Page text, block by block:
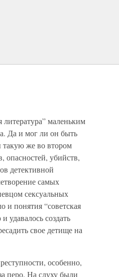
маленьким
Да и мог ли он быть
такую же во втором
убийств,
детективной
самых
сексуальных
и понятия “советская
удавалось создать
свое детище на
особенно,
перо. На слуху были